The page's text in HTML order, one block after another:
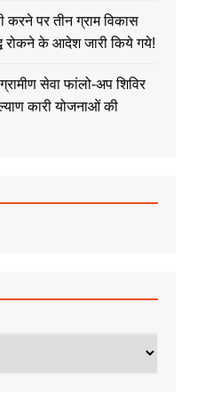
करने पर तीन ग्राम विकास
रोकने के आदेश जारी किये गये!
सेवा फांलो-अप शिविर
कारी योजनाओं की